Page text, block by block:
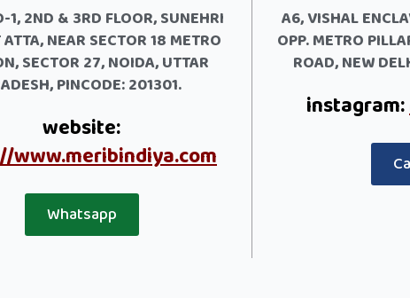
1, 2ND & 3RD FLOOR, SUNEHRI
NEAR SECTOR 18 METRO
SECTOR 27, NOIDA, UTTAR
PINCODE: 201301.
website:
www.meribindiya.com
Whatsapp
A6, VISHAL
OPP. METRO
ROAD, NEW
instagram: